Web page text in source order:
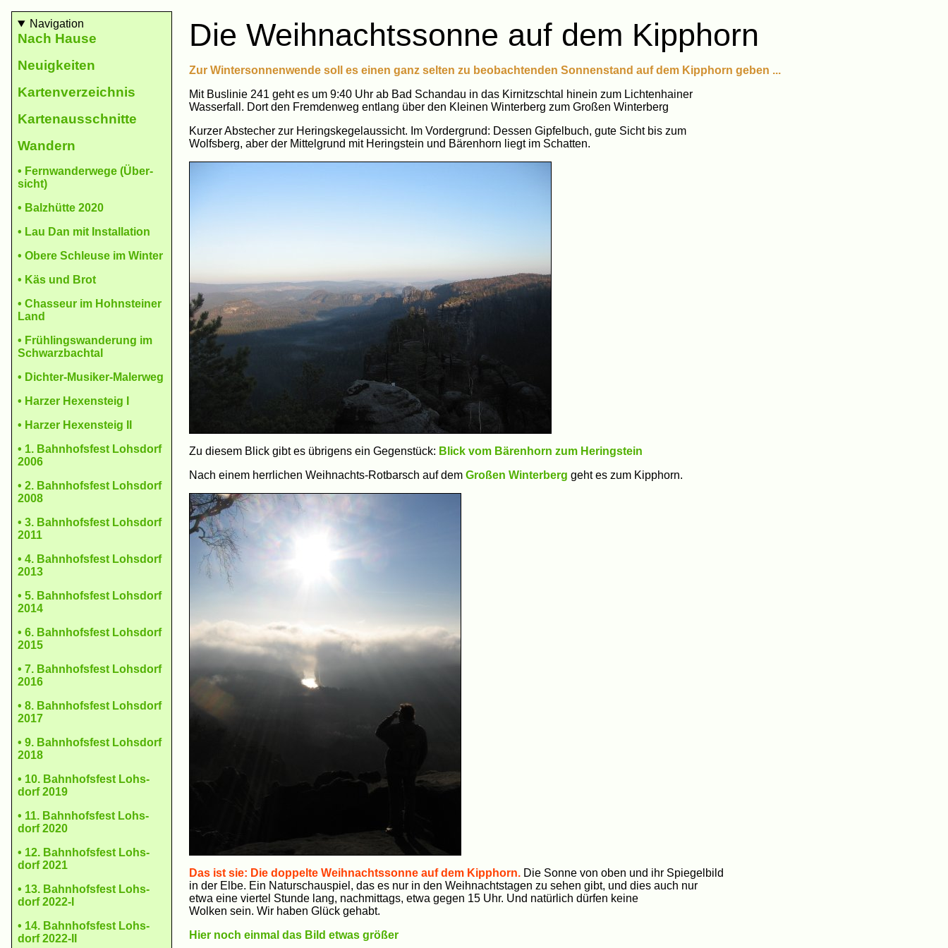
Navigation
Nach Hause
Neu­ig­keiten
Karten­ver­zeich­nis
Karten­aus­schnit­te
Wan­dern
• Fern­wander­wege (Über­
sicht)
• Balz­hütte 2020
• Lau Dan mit In­stal­la­tion
• Obere Schleu­se im Winter
• Käs und Brot
• Chasseur im Hohn­steiner
Land
• Früh­lings­wande­rung im
Schwarz­bach­tal
• Dichter-Musiker-Malerweg
• Harzer Hexen­steig I
• Harzer Hexen­steig II
• 1. Bahn­hofs­fest Lohs­dorf
2006
• 2. Bahn­hofs­fest Lohs­dorf
2008
• 3. Bahn­hofs­fest Lohs­dorf
2011
• 4. Bahn­hofs­fest Lohs­dorf
2013
• 5. Bahn­hofs­fest Lohs­dorf
2014
• 6. Bahn­hofs­fest Lohs­dorf
2015
• 7. Bahn­hofs­fest Lohs­dorf
2016
• 8. Bahn­hofs­fest Lohs­dorf
2017
• 9. Bahn­hofs­fest Lohs­dorf
2018
• 10. Bahn­hofs­fest Lohs­
dorf 2019
• 11. Bahn­hofs­fest Lohs­
dorf 2020
• 12. Bahn­hofs­fest Lohs­
dorf 2021
• 13. Bahn­hofs­fest Lohs­
dorf 2022-I
• 14. Bahn­hofs­fest Lohs­
dorf 2022-II
Die Weihnachtssonne auf dem Kipphorn
Zur Wintersonnenwende soll es einen ganz selten zu beobachtenden Sonnenstand auf dem Kipphorn geben ...
Mit Buslinie 241 geht es um 9:40 Uhr ab Bad Schandau in das Kirnitzschtal hinein zum Lichtenhainer
Wasserfall. Dort den Fremdenweg entlang über den Kleinen Winterberg zum Großen Winterberg
Kurzer Abstecher zur Heringskegelaussicht. Im Vordergrund: Dessen Gipfelbuch, gute Sicht bis zum
Wolfsberg, aber der Mittelgrund mit Heringstein und Bärenhorn liegt im Schatten.
Zu diesem Blick gibt es übrigens ein Gegenstück: Blick vom Bärenhorn zum Heringstein
Nach einem herrlichen Weihnachts-Rotbarsch auf demGroßen Winterberg geht es zum Kipphorn.
Das ist sie: Die doppelte Weihnachtssonne auf dem Kipphorn. Die Sonne von oben und ihr Spiegelbild
in der Elbe. Ein Naturschauspiel, das es nur in den Weihnachtstagen zu sehen gibt, und dies auch nur
etwa eine viertel Stunde lang, nachmittags, etwa gegen 15 Uhr. Und natürlich dürfen keine
Wolken sein. Wir haben Glück gehabt.
Hier noch einmal das Bild etwas größer